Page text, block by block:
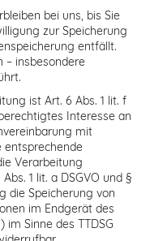
bei uns, bis Sie
zur Speicherung
entfällt.
insbesondere
ist Art. 6 Abs. 1 lit. f
Interesse an
mit
entsprechende
Verarbeitung
1 lit. a DSGVO und §
die Speicherung von
im Endgerät des
Sinne des TTDSG